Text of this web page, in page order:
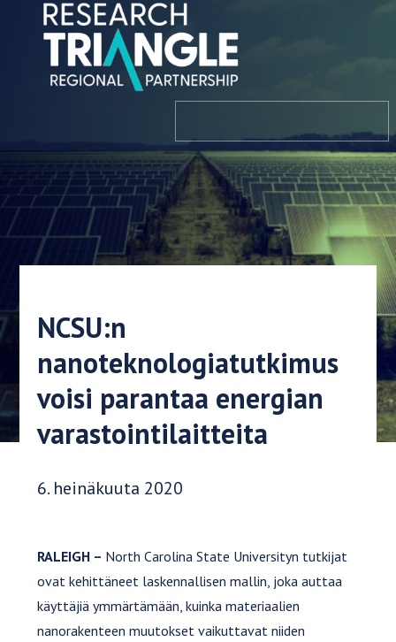
Siirry sisältöön
NCSU:n
nanoteknologiatutkimus
voisi parantaa energian
varastointilaitteita
Julkaisupäivä:
6. heinäkuuta 2020
RALEIGH – North Carolina State Universityn tutkijat
ovat kehittäneet laskennallisen mallin, joka auttaa
käyttäjiä ymmärtämään, kuinka materiaalien
nanorakenteen muutokset vaikuttavat niiden